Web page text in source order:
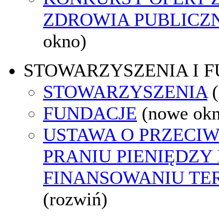
ZDROWIA
okno)
STOWARZYSZENIA I
STOWARZYSZENIA
FUNDACJE (nowe
USTAWA O
PRANIU PIENIĘDZY
FINANSOWANIU
(rozwiń)